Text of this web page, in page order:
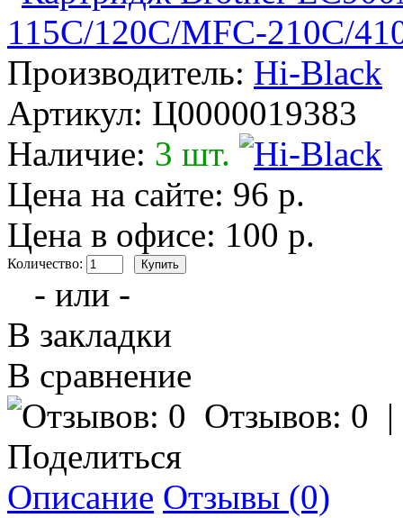
Производитель: Hi-Black
Артикул: Ц0000019383
Наличие: 3 шт.
Цена на сайте: 96 р.
Цена в офисе: 100 р.
Количество:
- или -
В закладки
В сравнение
Отзывов: 0
Поделиться
Описание Отзывы (0)